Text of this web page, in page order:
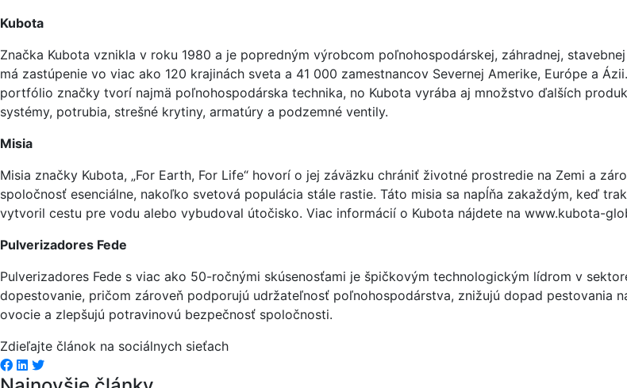
Kubota
Značka Kubota vznikla v roku 1980 a je popredným výrobcom poľnohospodárskej, záhradnej,
má zastúpenie vo viac ako 120 krajinách sveta a 41 000 zamestnancov Severnej Amerike, Európe a
portfólio značky tvorí najmä poľnohospodárska technika, no Kubota vyrába aj množstvo ďalších
systémy, potrubia, strešné krytiny, armatúry a podzemné ventily.
Misia
Misia značky Kubota, „For Earth, For Life“ hovorí o jej záväzku chrániť životné prostredie na Zemi a
spoločnosť esenciálne, nakoľko svetová populácia stále rastie. Táto misia sa napĺňa zakaždým, keď
vytvoril cestu pre vodu alebo vybudoval útočisko. Viac informácií o Kubota nájdete na www.kubota-
Pulverizadores Fede
Pulverizadores Fede s viac ako 50-ročnými skúsenosťami je špičkovým technologickým lídrom v
dopestovanie, pričom zároveň podporujú udržateľnosť poľnohospodárstva, znižujú dopad pestovania
ovocie a zlepšujú potravinovú bezpečnosť spoločnosti.
Zdieľajte článok na sociálnych sieťach
Facebook share
Linkedin share
Tweet